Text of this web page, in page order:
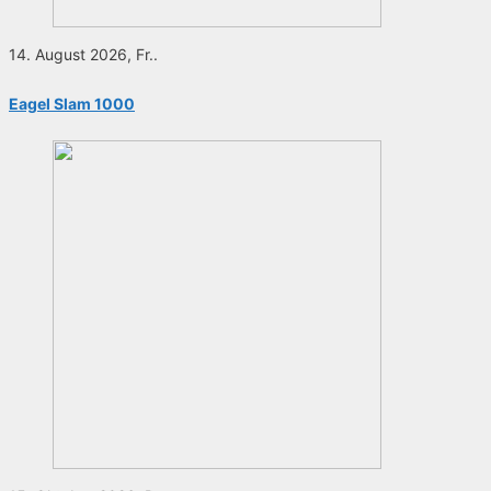
14. August 2026, Fr..
Eagel Slam 1000